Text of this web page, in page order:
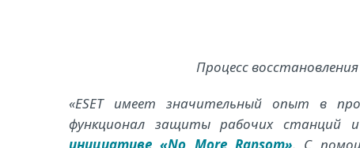
Процесс
«ESET имеет значительный опыт в
функционал защиты рабочих станций
инициативе «No More Ransom». С